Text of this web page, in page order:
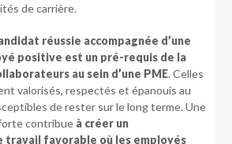
de carrière.
réussie accompagnée d’une
positive est un pré-requis de la
au sein d’une PME. Celles
valorisés, respectés et épanouis au
de rester sur le long terme. Une
contribue à créer un
travail favorable où les employés